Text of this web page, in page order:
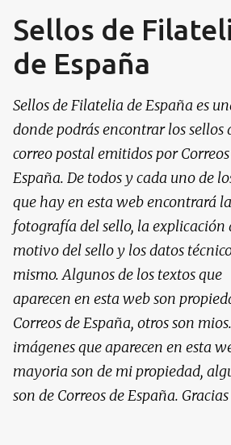
Ir al contenido
Sellos de
de España
Sellos de Filatelia de España es
donde podrás encontrar los sellos
correo postal emitidos por
España. De todos y cada uno de
que hay en esta web encontrará la
fotografía del sello, la explicación
motivo del sello y los datos
mismo. Algunos de los textos que
aparecen en esta web son
Correos de España, otros son
imágenes que aparecen en esta
mayoria son de mi propiedad,
son de Correos de España. Gracias